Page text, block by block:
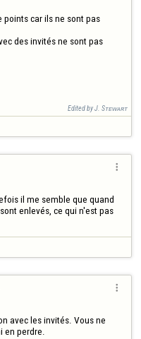
points car ils ne sont pas
des invités ne sont pas
Edited by J. Sᴛᴇᴡᴀʀᴛ

il me semble que quand
enlevés, ce qui n'est pas

avec les invités. Vous ne
en perdre.